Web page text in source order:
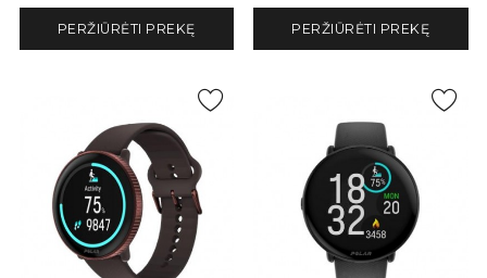
PERŽIŪRĖTI PREKĘ PERŽIŪRĖTI PREKĘ